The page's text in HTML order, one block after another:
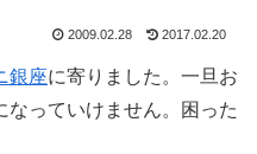
2009.02.28 2017.02.20
銀座に寄りました。一旦お
なっていけません。困った